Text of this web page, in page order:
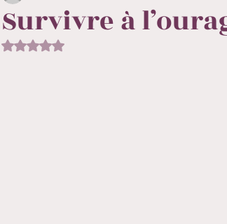
Survivre à
Noté NaN étoiles sur 5.